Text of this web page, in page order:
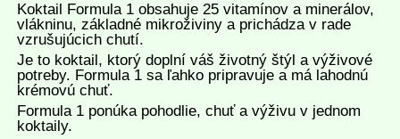
Koktail Formula 1 obsahuje 25 vitamínov a minerálov,
vlákninu, základné mikroživiny a prichádza v rade
vzrušujúcich chutí.
Je to koktail, ktorý doplní váš životný štýl a výživové
potreby. Formula 1 sa ľahko pripravuje a má lahodnú
krémovú chuť.
Formula 1 ponúka pohodlie, chuť a výživu v jednom
koktaily.